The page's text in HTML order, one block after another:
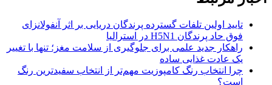
تایید اولین تلفات گسترده پرندگان دریایی بر اثر آنفولانزای
فوق حاد پرندگان H5N1 در استرالیا
راهکار جدید علمی برای جلوگیری از سلامت مغز؛ تنها با تغییر
یک عادت غذایی ساده
چرا انتخاب رنگ کامپوزیت مهم‌تر از انتخاب سفیدترین رنگ
است؟